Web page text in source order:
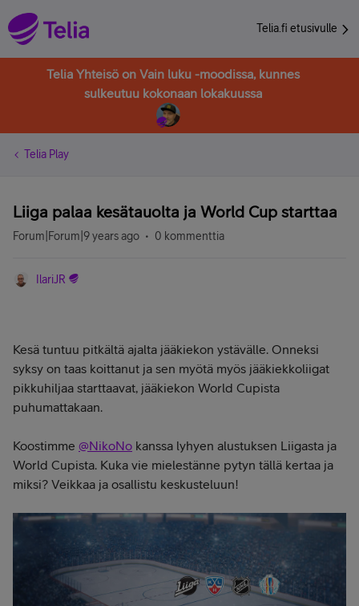
Telia.fi etusivulle
Telia Yhteisö on Vain luku -moodissa, kunnes
sulkeutuu kokonaan lokakuussa
Telia Play
Liiga palaa kesätauolta ja World Cup starttaa
Forum|Forum|9 years ago 0 kommenttia
IlariJR
Kesä tuntuu pitkältä ajalta jääkiekon ystävälle. Onneksi
syksy on taas koittanut ja sen myötä myös jääkiekkoliigat
pikkuhiljaa starttaavat, jääkiekon World Cupista
puhumattakaan.
Koostimme @NikoNo kanssa lyhyen alustuksen Liigasta ja
World Cupista. Kuka vie mielestänne pytyn tällä kertaa ja
miksi? Veikkaa ja osallistu keskusteluun!